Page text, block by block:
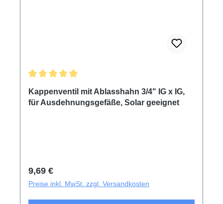
Kappenventil mit Ablasshahn 3/4" IG x IG,
für Ausdehnungsgefäße, Solar geeignet
Regulärer Preis:
9,69 €
Preise inkl. MwSt. zzgl. Versandkosten